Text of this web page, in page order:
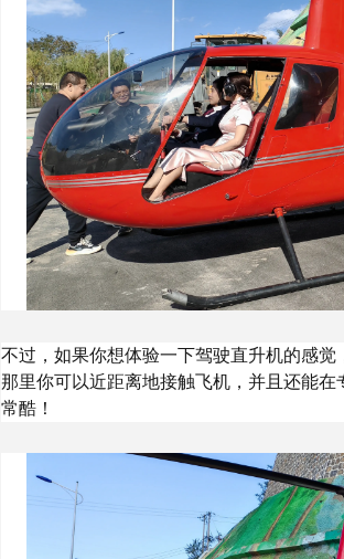
不过，如果你想体验一下驾驶直升机的感
那里你可以近距离地接触飞机，并且还能
常酷！